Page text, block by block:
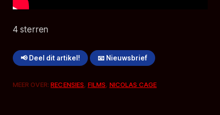
4 sterren
📢 Deel dit artikel! 📧 Nieuwsbrief
MEER OVER:RECENSIES, FILMS, NICOLAS CAGE